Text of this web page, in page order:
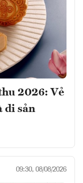
2026: Vẻ
di sản
09:30, 08/08/2026